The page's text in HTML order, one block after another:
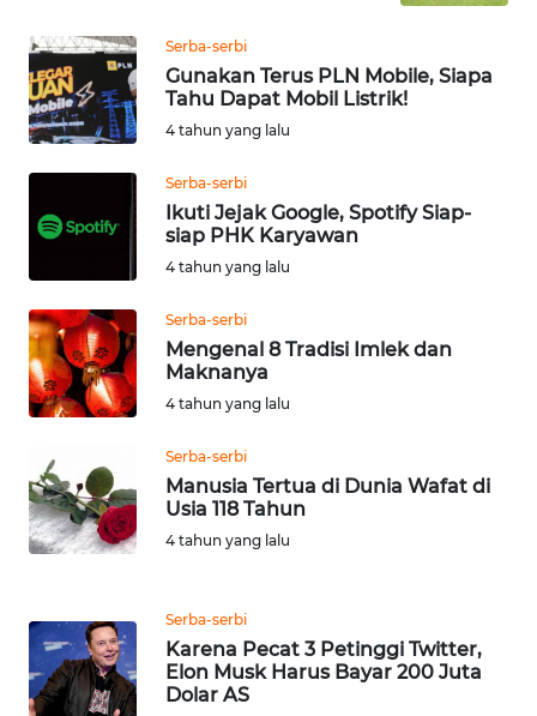
Serba-serbi
Gunakan Terus PLN Mobile, Siapa
Tahu Dapat Mobil Listrik!
4 tahun yang lalu
Serba-serbi
Ikuti Jejak Google, Spotify Siap-
siap PHK Karyawan
4 tahun yang lalu
Serba-serbi
Mengenal 8 Tradisi Imlek dan
Maknanya
4 tahun yang lalu
Serba-serbi
Manusia Tertua di Dunia Wafat di
Usia 118 Tahun
4 tahun yang lalu
Serba-serbi
Karena Pecat 3 Petinggi Twitter,
Elon Musk Harus Bayar 200 Juta
Dolar AS
JAKARTA
WN
JABAR
BANTEN
WN
NTT
WN
KEPRI
PAPUA
WN
WN
RIAU